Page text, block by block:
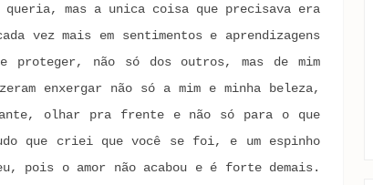
queria, mas a unica coisa que precisava era
vez mais em sentimentos e aprendizagens
proteger, não só dos outros, mas de mim
enxergar não só a mim e minha beleza,
olhar pra frente e não só para o que
que criei que você se foi, e um espinho
pois o amor não acabou e é forte demais.